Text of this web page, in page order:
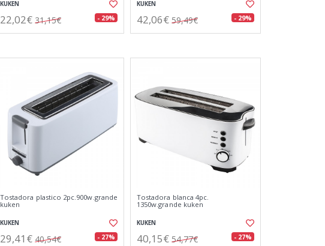
KUKEN
22,02€ 31,15€ - 29%
KUKEN
42,06€ 59,49€ - 29%
Tostadora plastico 2pc.900w.grande
kuken
KUKEN
29,41€ 40,54€ - 27%
Tostadora blanca 4pc.
1350w.grande kuken
KUKEN
40,15€ 54,77€ - 27%